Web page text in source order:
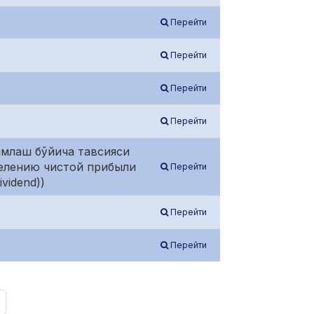
Перейти
Перейти
Перейти
Перейти
бўйича тавсияси
чистой прибыли
Перейти
Перейти
Перейти